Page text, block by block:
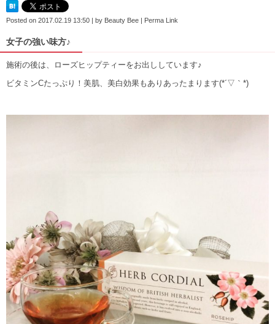
Posted on 2017.02.19 13:50 | by Beauty Bee | Perma Link
女子の強い味方♪
施術の後は、ローズヒップティーをお出ししています♪
ビタミンCたっぷり！美肌、美白効果もありあったまります(*´▽｀*)